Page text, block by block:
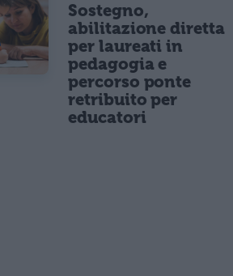
Sostegno,
abilitazione diretta
per laureati in
pedagogia e
percorso ponte
retribuito per
educatori